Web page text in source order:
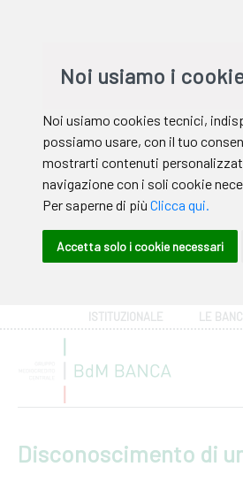
ISTITUZIONALE LE
Disconoscimento di